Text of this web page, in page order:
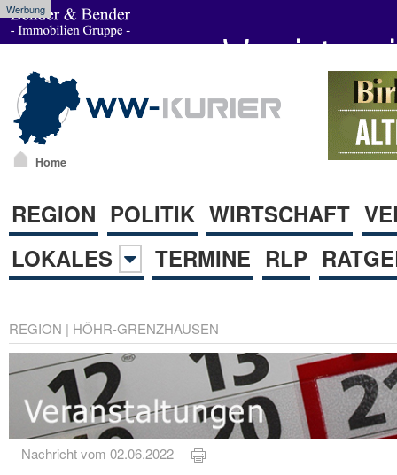
Werbung
Home
REGION POLITIK WIRTSCHAFT
LOKALES
TERMINE RLP
REGION | HÖHR-GRENZHAUSEN
Nachricht vom 02.06.2022